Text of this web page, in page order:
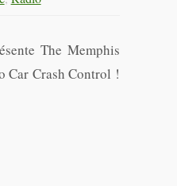
The Memphis
Car Crash Control !